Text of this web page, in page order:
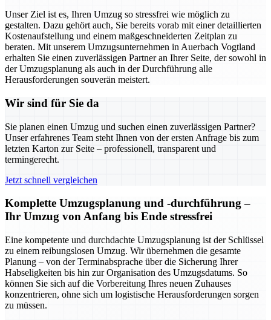
Unser Ziel ist es, Ihren Umzug so stressfrei wie möglich zu
gestalten. Dazu gehört auch, Sie bereits vorab mit einer detaillierten
Kostenaufstellung und einem maßgeschneiderten Zeitplan zu
beraten. Mit unserem Umzugsunternehmen in Auerbach Vogtland
erhalten Sie einen zuverlässigen Partner an Ihrer Seite, der sowohl in
der Umzugsplanung als auch in der Durchführung alle
Herausforderungen souverän meistert.
Wir sind für Sie da
Sie planen einen Umzug und suchen einen zuverlässigen Partner?
Unser erfahrenes Team steht Ihnen von der ersten Anfrage bis zum
letzten Karton zur Seite – professionell, transparent und
termingerecht.
Jetzt schnell vergleichen
Komplette Umzugsplanung und -durchführung –
Ihr Umzug von Anfang bis Ende stressfrei
Eine kompetente und durchdachte Umzugsplanung ist der Schlüssel
zu einem reibungslosen Umzug. Wir übernehmen die gesamte
Planung – von der Terminabsprache über die Sicherung Ihrer
Habseligkeiten bis hin zur Organisation des Umzugsdatums. So
können Sie sich auf die Vorbereitung Ihres neuen Zuhauses
konzentrieren, ohne sich um logistische Herausforderungen sorgen
zu müssen.